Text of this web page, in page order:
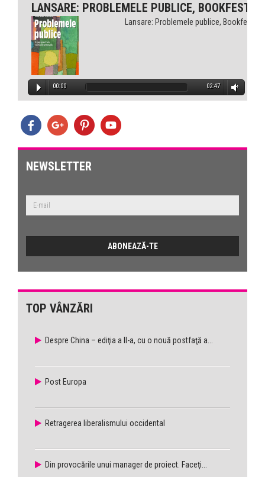
LANSARE: PROBLEMELE PUBLICE, BOOKFEST
Lansare: Problemele publice, Bookfest
00:00 02:47
NEWSLETTER
TOP VÂNZĂRI
Despre China – ediţia a II-a, cu o nouă postfaţă a...
Post Europa
Retragerea liberalismului occidental
Din provocările unui manager de proiect. Faceţi...